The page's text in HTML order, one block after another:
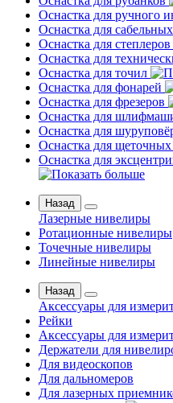
Оснастка для ручного
Оснастка для
Оснастка для степлеров
Оснастка для
Оснастка для точил
Оснастка для фонарей
Оснастка для фрезеров
Оснастка для
Оснастка для
Оснастка для
Оснастка для
Назад
Лазерные нивелиры
Ротационные нивелиры
Точечные нивелиры
Линейные нивелиры
Назад
Аксессуары для
Рейки
Аксессуары для
Держатели для
Для видеоскопов
Для дальномеров
Для лазерных